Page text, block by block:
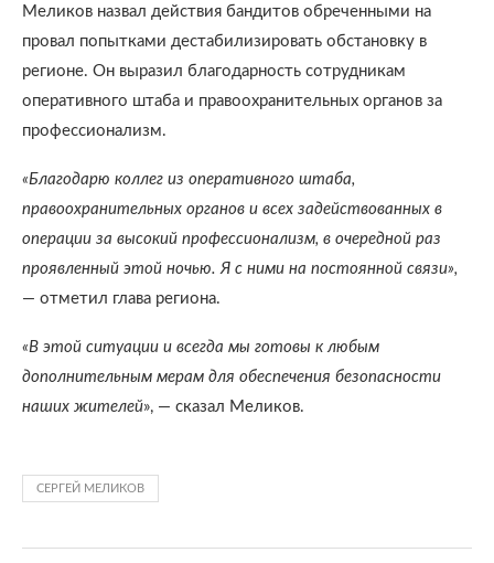
Меликов назвал действия бандитов обреченными на
провал попытками дестабилизировать обстановку в
регионе. Он выразил благодарность сотрудникам
оперативного штаба и правоохранительных органов за
профессионализм.
«Благодарю коллег из оперативного штаба,
правоохранительных органов и всех задействованных в
операции за высокий профессионализм, в очередной раз
проявленный этой ночью. Я с ними на постоянной связи»,
— отметил глава региона.
«В этой ситуации и всегда мы готовы к любым
дополнительным мерам для обеспечения безопасности
наших жителей», — сказал Меликов.
СЕРГЕЙ МЕЛИКОВ